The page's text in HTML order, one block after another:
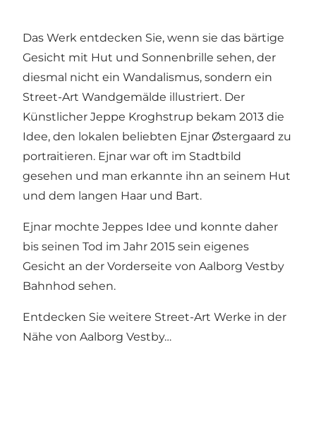
Das Werk entdecken Sie, wenn sie das bärtige
Gesicht mit Hut und Sonnenbrille sehen, der
diesmal nicht ein Wandalismus, sondern ein
Street-Art Wandgemälde illustriert. Der
Künstlicher Jeppe Kroghstrup bekam 2013 die
Idee, den lokalen beliebten Ejnar Østergaard zu
portraitieren. Ejnar war oft im Stadtbild
gesehen und man erkannte ihn an seinem Hut
und dem langen Haar und Bart.
Ejnar mochte Jeppes Idee und konnte daher
bis seinen Tod im Jahr 2015 sein eigenes
Gesicht an der Vorderseite von Aalborg Vestby
Bahnhod sehen.
Entdecken Sie weitere Street-Art Werke in der
Nähe von Aalborg Vestby…